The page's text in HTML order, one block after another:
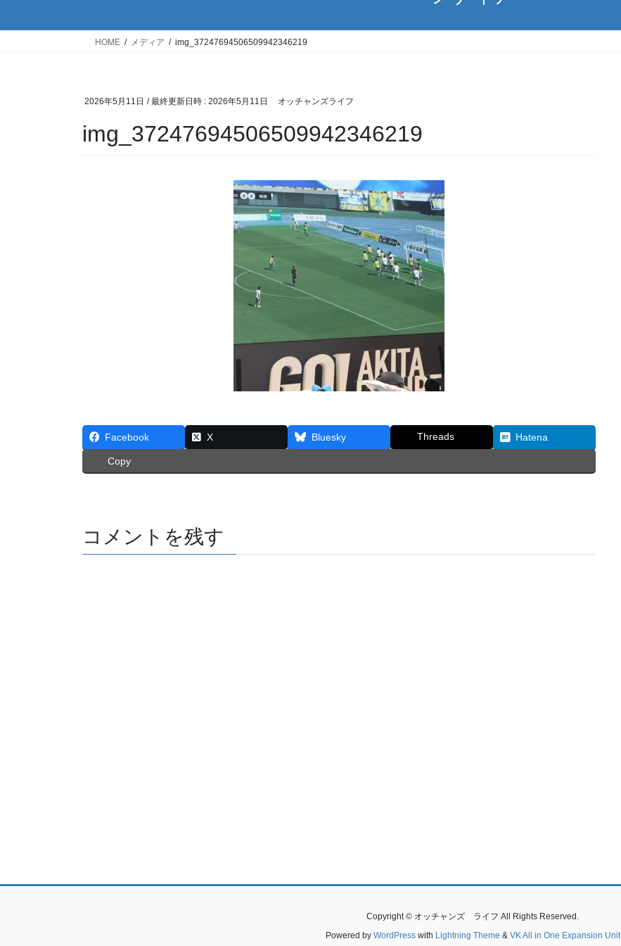
HOME メディア img_37247694506509942346219
2026年5月11日 / 最終更新日時 : 2026年5月11日 オッチャンズライフ
img_37247694506509942346219
Facebook X Bluesky Threads Hatena
Copy
コメントを残す
Copyright © オッチャンズ ライフ All Rights Reserved.
Powered by WordPresswith Lightning Theme & VK All in One Expansion Unit